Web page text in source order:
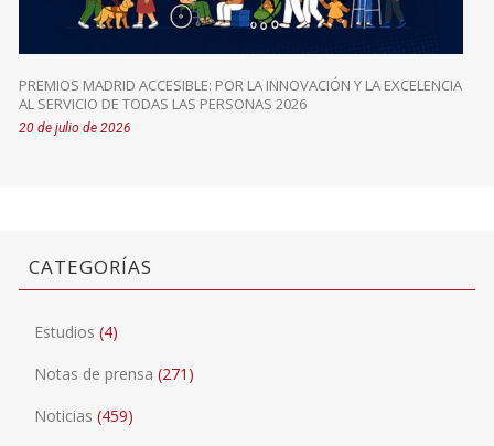
PREMIOS MADRID ACCESIBLE: POR LA INNOVACIÓN Y LA EXCELENCIA
AL SERVICIO DE TODAS LAS PERSONAS 2026
20 de julio de 2026
CATEGORÍAS
Estudios (4)
Notas de prensa (271)
Noticias (459)